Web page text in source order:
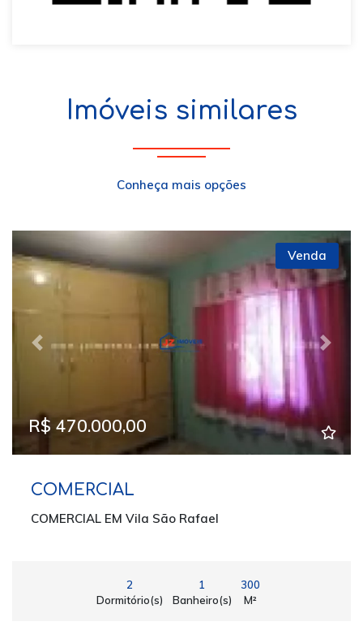
Imóveis similares
Conheça mais opções
Previous Next
Venda
R$ 470.000,00
COMERCIAL
COMERCIAL EM Vila São Rafael
2
Dormitório(s)
1
Banheiro(s)
300
M²